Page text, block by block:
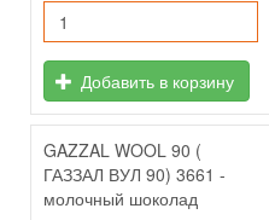
Добавить в корзину
GAZZAL WOOL 90 (
ГАЗЗАЛ ВУЛ 90) 3661 -
молочный шоколад